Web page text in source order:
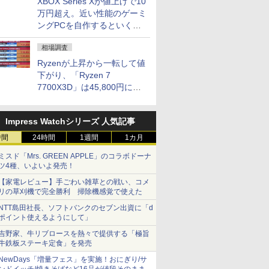
万円超え。近い性能のゲーミ
ングPCを自作するといくら
になる？
相場調査
Ryzenが上昇から一転して値
下がり、「Ryzen 7
7700X3D」は45,800円に急
との価格逆転解消 [8月前半の
CPU価格]
Impress Watchシリーズ 人気記事
24時間 1週間 1カ月
スド「Mrs. GREEN APPLE」のコラボドーナ
4種、いよいよ発売！
家電レビュー】手ごわい雑草との戦い、コメ
の草刈機で完全勝利 掃除機感覚で使えた
島田社長、ソフトバンクのセブン出資に「d
イント使えるようにして」
野家、牛リブロースを熱々で提供する「極旨
鉄板ステーキ定食」を発売
「増量フェス」を実施！おにぎり/サ